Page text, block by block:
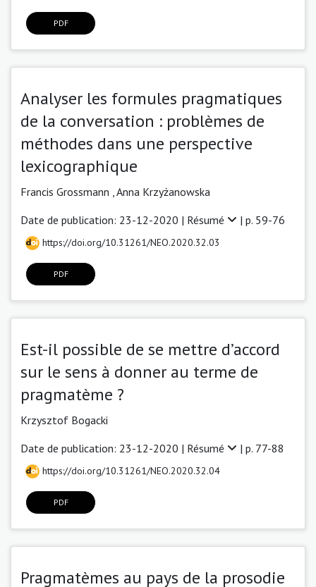
PDF
Analyser les formules pragmatiques
de la conversation : problèmes de
méthodes dans une perspective
lexicographique
Francis Grossmann Anna Krzyżanowska
Date de publication: 23-12-2020 | Résumé | p. 59-76
https://doi.org/10.31261/NEO.2020.32.03
PDF
Est-il possible de se mettre d’accord
sur le sens à donner au terme de
pragmatème ?
Krzysztof Bogacki
Date de publication: 23-12-2020 | Résumé | p. 77-88
https://doi.org/10.31261/NEO.2020.32.04
PDF
Pragmatèmes au pays de la prosodie